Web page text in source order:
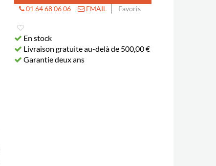
01 64 68 06 06 EMAIL Favoris
En stock
Livraison gratuite au-delà de 500,00 €
Garantie deux ans